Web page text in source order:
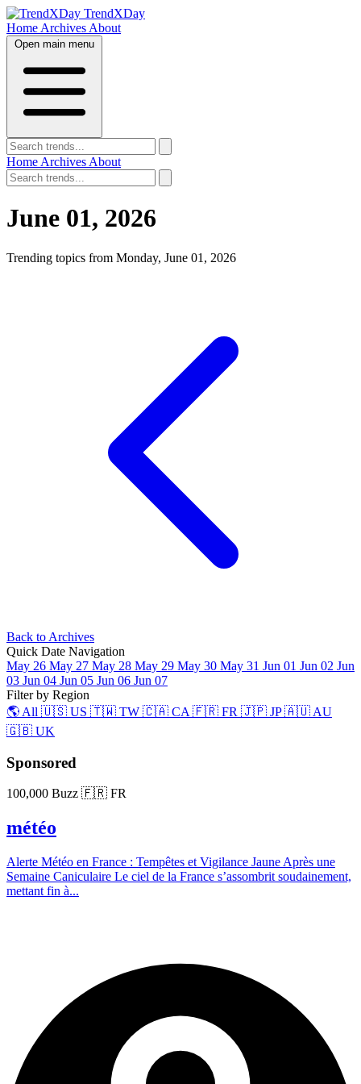
TrendXDay
Home Archives About
Open main menu
Home Archives About
June 01, 2026
Trending topics from Monday, June 01, 2026
Back to Archives
Quick Date Navigation
May 26 May 27 May 28 May 29 May 30 May 31 Jun 01 Jun 02 Jun
03 Jun 04 Jun 05 Jun 06 Jun 07
Filter by Region
🌎 All 🇺🇸 US 🇹🇼 TW 🇨🇦 CA 🇫🇷 FR 🇯🇵 JP🇦🇺 AU
🇬🇧 UK
Sponsored
100,000 Buzz 🇫🇷 FR
météo
Alerte Météo en France : Tempêtes et Vigilance Jaune Après une
Semaine Caniculaire Le ciel de la France s’assombrit soudainement,
mettant fin à...